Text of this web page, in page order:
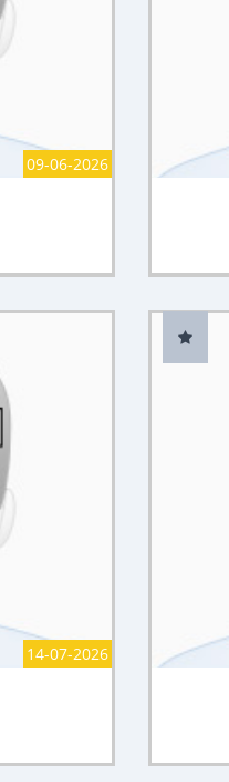
09-06-2026
14-07-2026